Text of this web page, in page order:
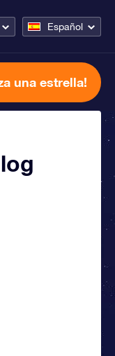
Español
una estrella!